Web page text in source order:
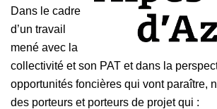
Dans le cadre
d’un travail
mené avec la
collectivité et son PAT et dans la
opportunités foncières qui vont paraître,
des porteurs et porteurs de projet qui :